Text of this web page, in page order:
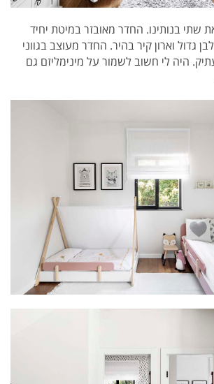
בנותינו. החדר מאובזר במיטת יחיד
גדול וארון קיר בהיר. החדר מעוצב בגווני
היה לי חשוב לשמור על מינימליזם גם